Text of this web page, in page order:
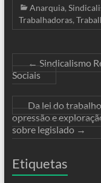
Anarquia,
Trabalhadoras,
← Sindicalismo
Sociais
Da lei do
opressão e
sobre legislado→
Etiquetas